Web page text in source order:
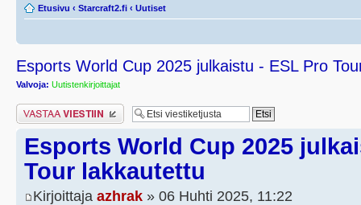
Etusivu ‹ Starcraft2.fi ‹ Uutiset
Esports World Cup 2025 julkaistu - ESL Pro
Valvoja: Uutistenkirjoittajat
Lähetä vastaus
Esports World Cup 2025
Tour lakkautettu
Kirjoittaja azhrak » 06 Huhti 2025, 11:22